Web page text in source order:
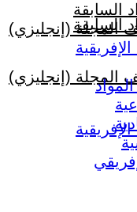
السابقة
المجلة (إنجليزي)
السابقة
المجلة (إنجليزي)